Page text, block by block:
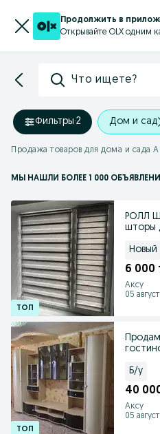
Продолжить в
Открывайте OLX одним
Что ищете?
Фильтры·2 Дом и сад
Продажа товаров для дома и сада
МЫ НАШЛИ БОЛЕЕ 1 000
РОЛЛ
шторы
Новый
6 000
Аксу
05
Б/у
40
Аксу
05